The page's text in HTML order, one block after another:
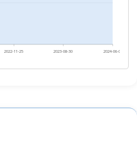
2022-11-25 2023-08-30 2024-06-04